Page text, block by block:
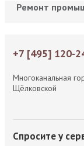
Ремонт
+7 [495] 120-
Многоканальная
Щёлковской
Спросите у